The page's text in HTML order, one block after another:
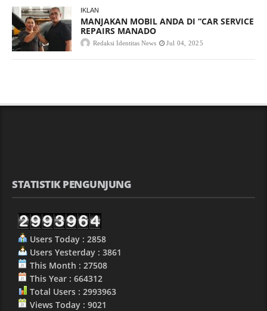
IKLAN
MANJAKAN MOBIL ANDA DI “CAR SERVICE
REPAIRS MANADO
Redaksi Identitas News Jul 04, 2025
STATISTIK PENGUNJUNG
Users Today : 2858
Users Yesterday : 3861
This Month : 27508
This Year : 664312
Total Users : 2993963
Views Today : 9021